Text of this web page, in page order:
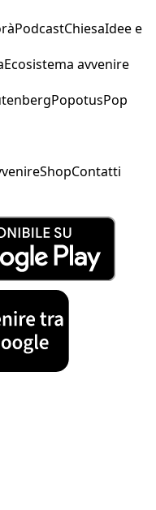
PodcastChiesaIdee e
Ecosistema avvenire
PopotusPop
ShopContatti